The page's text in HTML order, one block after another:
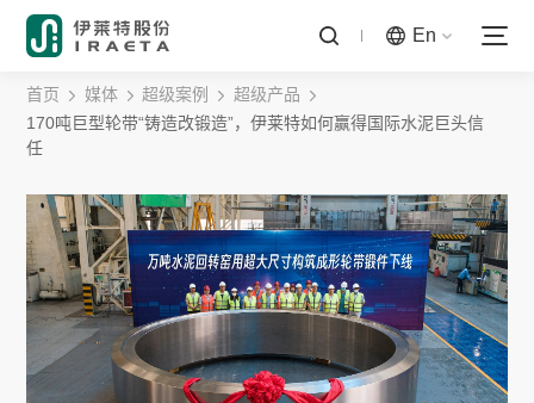
En
首页 媒体 超级案例
超级产品
170吨巨型轮带“铸造改锻造”，伊莱特如何赢得国际水泥巨头信
任